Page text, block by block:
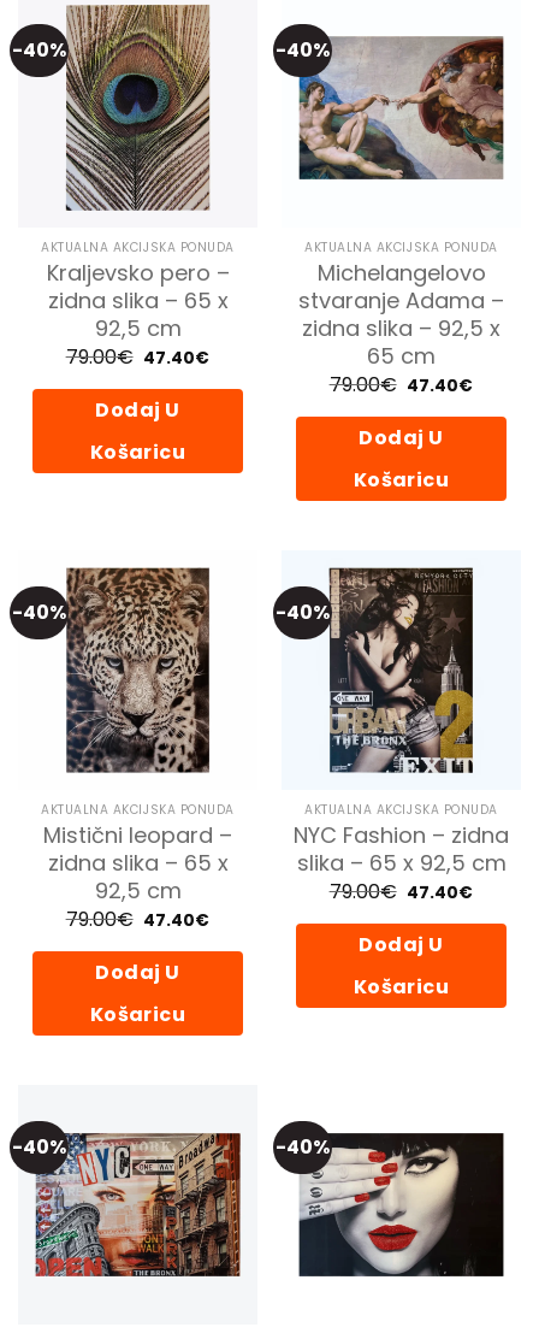
-40%
AKTUALNA AKCIJSKA PONUDA
Kraljevsko pero –
zidna slika – 65 x
92,5 cm
79.00€ Izvorna
cijena
bila
je:
79.00€.
47.40€Trenutna
je:
Dodaj U
Košaricu
-40%
AKTUALNA AKCIJSKA PONUDA
Michelangelovo
stvaranje Adama –
zidna slika – 92,5 x
65 cm
79.00€ Izvorna
cijena
bila
je:
79.00€.
47.40€
je:
Dodaj U
Košaricu
-40%
AKTUALNA AKCIJSKA PONUDA
Mistični leopard –
zidna slika – 65 x
92,5 cm
79.00€ Izvorna
cijena
bila
je:
79.00€.
47.40€Trenutna
je:
Dodaj U
Košaricu
-40%
AKTUALNA AKCIJSKA PONUDA
NYC Fashion – zidna
slika – 65 x 92,5 cm
79.00€ Izvorna
cijena
bila
je:
79.00€.
47.40€
je:
Dodaj U
Košaricu
-40% -40%